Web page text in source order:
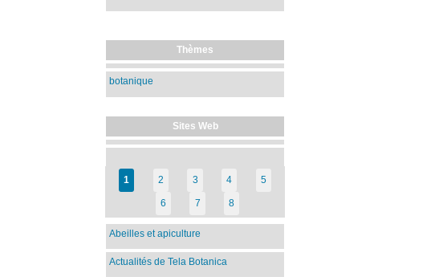
Thèmes
botanique
Sites Web
1 2 3 4 5
6 7 8
Abeilles et apiculture
Actualités de Tela Botanica